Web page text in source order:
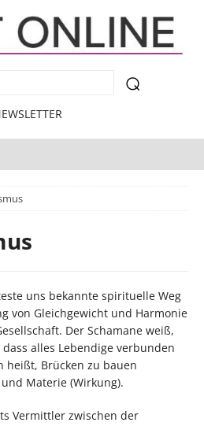
uns bekannte spirituelle Weg
von Gleichgewicht und Harmonie
Der Schamane weiß,
alles Lebendige verbunden
heißt, Brücken zu bauen
Materie (Wirkung).
Vermittler zwischen der